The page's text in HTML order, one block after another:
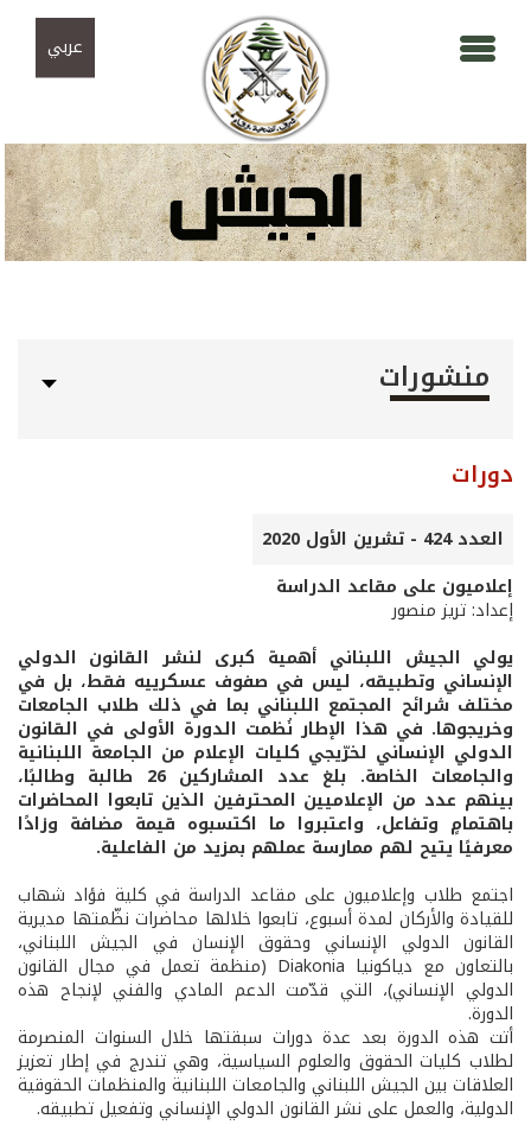
عربي
منشورات
دورات
العدد 424 - تشرين الأول 2020
إعلاميون على مقاعد الدراسة
إعداد: تريز منصور
يولي الجيش اللبناني أهمية كبرى لنشر القانون الدولي
الإنساني وتطبيقه، ليس في صفوف عسكرييه فقط، بل في
مختلف شرائح المجتمع اللبناني بما في ذلك طلاب الجامعات
وخريجوها. في هذا الإطار نُظمت الدورة الأولى في القانون
الدولي الإنساني لخرّيجي كليات الإعلام من الجامعة اللبنانية
والجامعات الخاصة. بلغ عدد المشاركين 26 طالبة وطالبًا،
بينهم عدد من الإعلاميين المحترفين الذين تابعوا المحاضرات
باهتمامٍ وتفاعل، واعتبروا ما اكتسبوه قيمة مضافة وزادًا
معرفيًا يتيح لهم ممارسة عملهم بمزيد من الفاعلية.
اجتمع طلاب وإعلاميون على مقاعد الدراسة في كلية فؤاد شهاب
للقيادة والأركان لمدة أسبوع، تابعوا خلالها محاضرات نظّمتها مديرية
القانون الدولي الإنساني وحقوق الإنسان في الجيش اللبناني،
بالتعاون مع دياكونيا Diakonia (منظمة تعمل في مجال القانون
الدولي الإنساني)، التي قدّمت الدعم المادي والفني لإنجاح هذه
الدورة.
أتت هذه الدورة بعد عدة دورات سبقتها خلال السنوات المنصرمة
لطلاب كليات الحقوق والعلوم السياسية، وهي تندرج في إطار تعزيز
العلاقات بين الجيش اللبناني والجامعات اللبنانية والمنظمات الحقوقية
الدولية، والعمل على نشر القانون الدولي الإنساني وتفعيل تطبيقه.